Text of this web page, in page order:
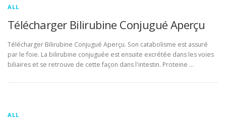
ALL
Télécharger Bilirubine Conjugué Aperçu
Télécharger Bilirubine Conjugué Aperçu. Son catabolisme est assuré
par le foie. La bilirubine conjuguée est ensuite excrétée dans les voies
biliaires et se retrouve de cette façon dans l'intestin. Proteine …
ALL